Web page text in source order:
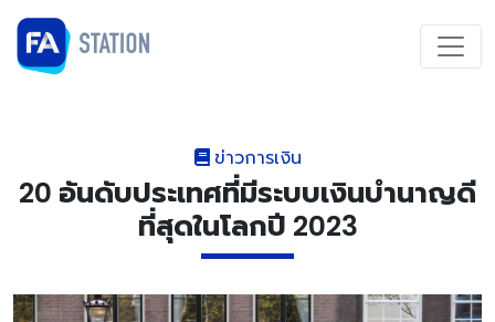
ข่าวการเงิน
20 อันดับประเทศที่มีระบบเงินบำนาญดี
ที่สุดในโลกปี 2023